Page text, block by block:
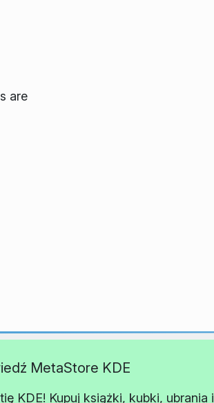
are
MetaStore KDE
KDE! Kupuj książki, kubki, ubrania i